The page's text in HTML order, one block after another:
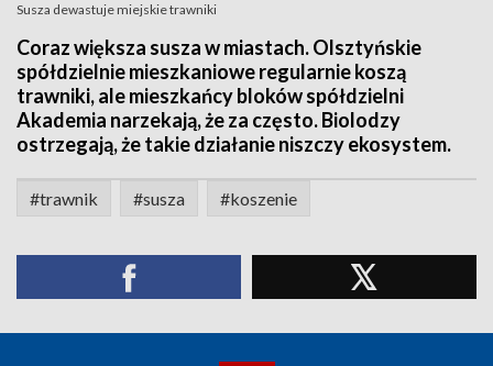
Susza dewastuje miejskie trawniki
Coraz większa susza w miastach. Olsztyńskie
spółdzielnie mieszkaniowe regularnie koszą
trawniki, ale mieszkańcy bloków spółdzielni
Akademia narzekają, że za często. Biolodzy
ostrzegają, że takie działanie niszczy ekosystem.
#trawnik #susza #koszenie